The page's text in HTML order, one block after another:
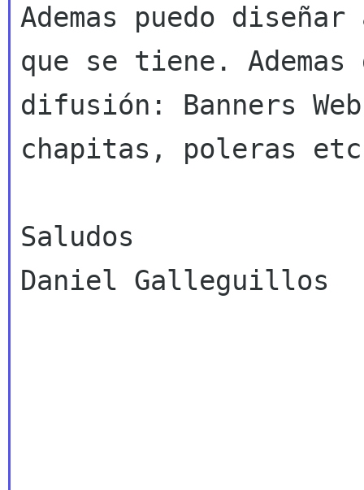
Ademas puedo
que se tiene. Ademas
difusión: Banners
chapitas, poleras
Saludos
Daniel Galleguillos